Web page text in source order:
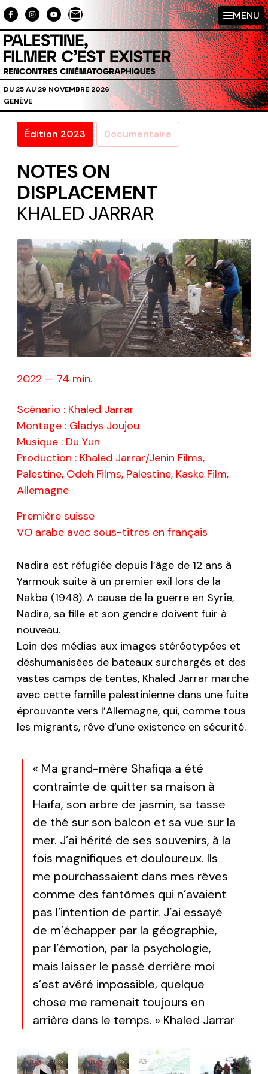
Aller au contenu directement
MENU
DU 25 AU 29 NOVEMBRE 2026
GENÈVE
Édition 2023 Documentaire
NOTES ON
DISPLACEMENT
KHALED JARRAR
2022 — 74 min.
Scénario : Khaled Jarrar
Montage : Gladys Joujou
Musique : Du Yun
Production : Khaled Jarrar/Jenin Films,
Palestine, Odeh Films, Palestine, Kaske Film,
Allemagne
Première suisse
VO arabe avec sous-titres en français
Nadira est réfugiée depuis l’âge de 12 ans à
Yarmouk suite à un premier exil lors de la
Nakba (1948). A cause de la guerre en Syrie,
Nadira, sa fille et son gendre doivent fuir à
nouveau.
Loin des médias aux images stéréotypées et
déshumanisées de bateaux surchargés et des
vastes camps de tentes, Khaled Jarrar marche
avec cette famille palestinienne dans une fuite
éprouvante vers l’Allemagne, qui, comme tous
les migrants, rêve d’une existence en sécurité.
« Ma grand-mère Shafiqa a été
contrainte de quitter sa maison à
Haïfa, son arbre de jasmin, sa tasse
de thé sur son balcon et sa vue sur la
mer. J’ai hérité de ses souvenirs, à la
fois magnifiques et douloureux. Ils
me pourchassaient dans mes rêves
comme des fantômes qui n’avaient
pas l’intention de partir. J’ai essayé
de m’échapper par la géographie,
par l’émotion, par la psychologie,
mais laisser le passé derrière moi
s’est avéré impossible, quelque
chose me ramenait toujours en
arrière dans le temps. » Khaled Jarrar